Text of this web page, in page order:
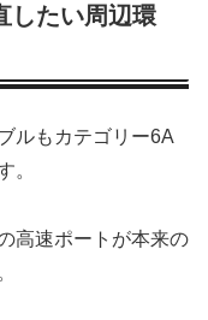
したい周辺環
ルもカテゴリー6A
。
高速ポートが本来の